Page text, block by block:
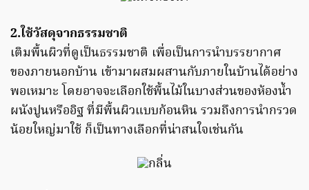
2.ใช้วัสดุจากธรรมชาติ
เติมพื้นผิวที่ดูเป็นธรรมชาติ เพื่อเป็นการนำบรรยากาศ
ของภายนอกบ้าน เข้ามาผสมผสานกับภายในบ้านได้อย่าง
พอเหมาะ โดยอาจจะเลือกใช้พื้นไม้ในบางส่วนของห้องน้ำ
ผนังปูนหรืออิฐ ที่มีพื้นผิวแบบก้อนหิน รวมถึงการนำกรวด
น้อยใหญ่มาใช้ ก็เป็นทางเลือกที่น่าสนใจเช่นกัน